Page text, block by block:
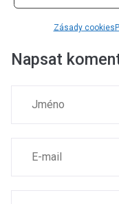
Zásady cookies
Napsat